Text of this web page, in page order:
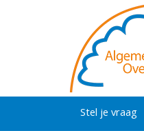
Stel je vraag